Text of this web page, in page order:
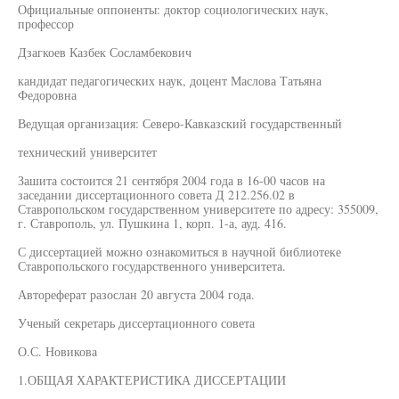
Официальные оппоненты: доктор социологических наук,
профессор
Дзагкоев Казбек Сосламбекович
кандидат педагогических наук, доцент Маслова Татьяна
Федоровна
Ведущая организация: Северо-Кавказский государственный
технический университет
Зашита состоится 21 сентября 2004 года в 16-00 часов на
заседании диссертационного совета Д 212.256.02 в
Ставропольском государственном университете по адресу: 355009,
г. Ставрополь, ул. Пушкина 1, корп. 1-а, ауд. 416.
С диссертацией можно ознакомиться в научной библиотеке
Ставропольского государственного университета.
Автореферат разослан 20 августа 2004 года.
Ученый секретарь диссертационного совета
О.С. Новикова
1.ОБЩАЯ ХАРАКТЕРИСТИКА ДИССЕРТАЦИИ